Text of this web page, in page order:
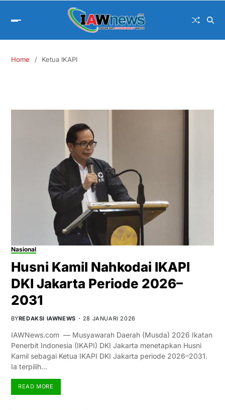
Home Ketua IKAPI
Nasional
Husni Kamil Nahkodai IKAPI
DKI Jakarta Periode 2026–
2031
BYREDAKSI IAWNEWS 28 JANUARI 2026
IAWNews.com — Musyawarah Daerah (Musda) 2026 Ikatan
Penerbit Indonesia (IKAPI) DKI Jakarta menetapkan Husni
Kamil sebagai Ketua IKAPI DKI Jakarta periode 2026–2031.
Ia terpilih…
READ MORE